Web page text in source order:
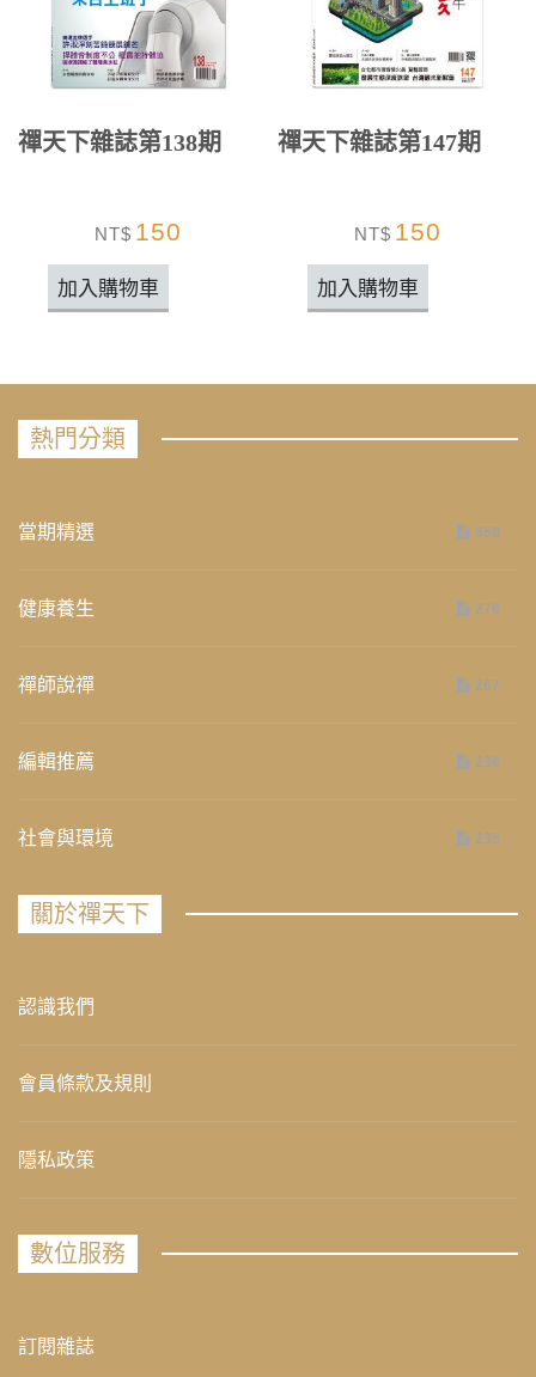
禪天下雜誌第138期
NT$ 150
加入購物車
禪天下雜誌第147期
NT$ 150
加入購物車
熱門分類
當期精選 658
健康養生 276
禪師說禪 267
編輯推薦 236
社會與環境 235
關於禪天下
認識我們
會員條款及規則
隱私政策
數位服務
訂閱雜誌